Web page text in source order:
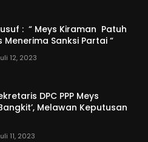
: “ Meys Kiraman Patuh
Menerima Sanksi Partai “
12, 2023
DPC PPP Meys
Melawan Keputusan
11, 2023